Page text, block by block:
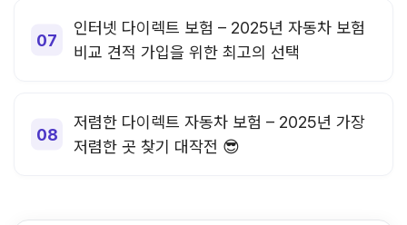
인터넷 다이렉트 보험 – 2025년 자동차 보험
비교 견적 가입을 위한 최고의 선택
저렴한 다이렉트 자동차 보험 – 2025년 가장
저렴한 곳 찾기 대작전 😎